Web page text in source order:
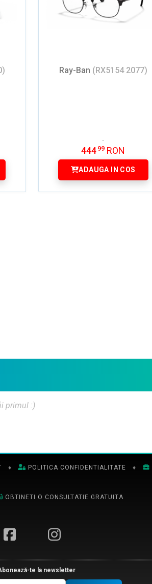
Ray-Ban (RX5154 2077)
444 99 RON
ADAUGA IN COS
primul :)
♦ POLITICA CONFIDENTIALITATE ♦
OBTINETI O CONSULTATIE GRATUITA
te la newsletter